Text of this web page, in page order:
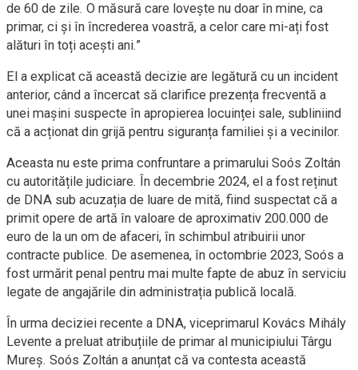
de 60 de zile. O măsură care lovește nu doar în mine, ca
primar, ci și în încrederea voastră, a celor care mi-ați fost
alături în toți acești ani.”
El a explicat că această decizie are legătură cu un incident
anterior, când a încercat să clarifice prezența frecventă a
unei mașini suspecte în apropierea locuinței sale, subliniind
că a acționat din grijă pentru siguranța familiei și a vecinilor.
Aceasta nu este prima confruntare a primarului Soós Zoltán
cu autoritățile judiciare. În decembrie 2024, el a fost reținut
de DNA sub acuzația de luare de mită, fiind suspectat că a
primit opere de artă în valoare de aproximativ 200.000 de
euro de la un om de afaceri, în schimbul atribuirii unor
contracte publice. De asemenea, în octombrie 2023, Soós a
fost urmărit penal pentru mai multe fapte de abuz în serviciu
legate de angajările din administrația publică locală.
În urma deciziei recente a DNA, viceprimarul Kovács Mihály
Levente a preluat atribuțiile de primar al municipiului Târgu
Mureș. Soós Zoltán a anunțat că va contesta această